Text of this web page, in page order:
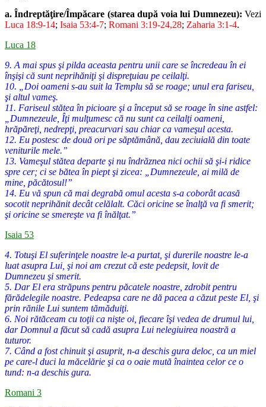
a. Îndreptăţire/Împăcare (starea după voia lui Dumnezeu): Vezi
Luca 18:9-14; Isaia 53:4-7; Romani 3:19-24,28; Zaharia 3:1-4.
Luca 18
9. A mai spus şi pilda aceasta pentru unii care se încredeau în ei
înşişi că sunt neprihăniţi şi dispreţuiau pe ceilalţi.
10. „Doi oameni s-au suit la Templu să se roage; unul era fariseu,
şi altul vameş.
11. Fariseul stătea în picioare şi a început să se roage în sine astfel:
„Dumnezeule, Îţi mulţumesc că nu sunt ca ceilalţi oameni,
hrăpăreţi, nedrepţi, preacurvari sau chiar ca vameşul acesta.
12. Eu postesc de două ori pe săptămână, dau zeciuială din toate
veniturile mele.”
13. Vameşul stătea departe şi nu îndrăznea nici ochii să şi-i ridice
spre cer; ci se bătea în piept şi zicea: „Dumnezeule, ai milă de
mine, păcătosul!”
14. Eu vă spun că mai degrabă omul acesta s-a coborât acasă
socotit neprihănit decât celălalt. Căci oricine se înalţă va fi smerit;
şi oricine se smereşte va fi înălţat.”
Isaia 53
4. Totuşi El suferinţele noastre le-a purtat, şi durerile noastre le-a
luat asupra Lui, şi noi am crezut că este pedepsit, lovit de
Dumnezeu şi smerit.
5. Dar El era străpuns pentru păcatele noastre, zdrobit pentru
fărădelegile noastre. Pedeapsa care ne dă pacea a căzut peste El, şi
prin rănile Lui suntem tămăduiţi.
6. Noi rătăceam cu toţii ca nişte oi, fiecare îşi vedea de drumul lui,
dar Domnul a făcut să cadă asupra Lui nelegiuirea noastră a
tuturor.
7. Când a fost chinuit şi asuprit, n-a deschis gura deloc, ca un miel
pe care-l duci la măcelărie şi ca o oaie mută înaintea celor ce o
tund: n-a deschis gura.
Romani 3